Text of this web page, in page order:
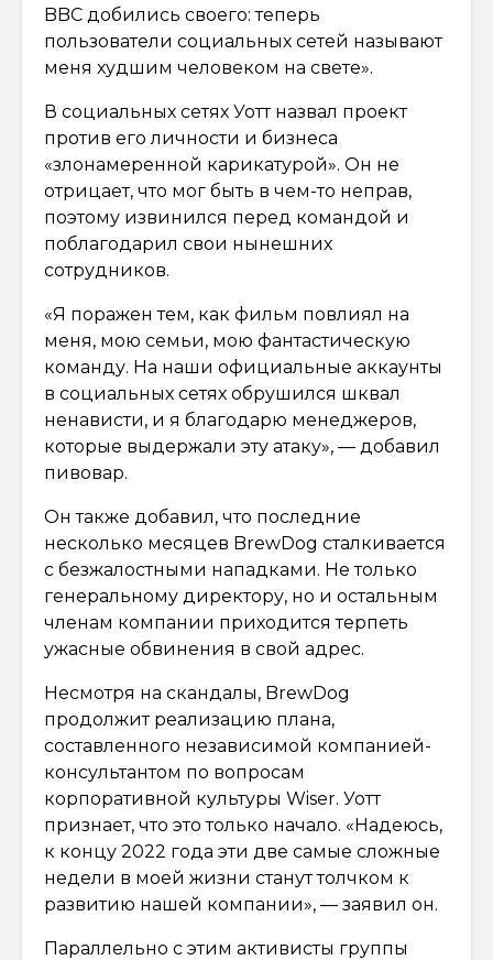
BBC добились своего: теперь
пользователи социальных сетей называют
меня худшим человеком на свете».
В социальных сетях Уотт назвал проект
против его личности и бизнеса
«злонамеренной карикатурой». Он не
отрицает, что мог быть в чем-то неправ,
поэтому извинился перед командой и
поблагодарил свои нынешних
сотрудников.
«Я поражен тем, как фильм повлиял на
меня, мою семьи, мою фантастическую
команду. На наши официальные аккаунты
в социальных сетях обрушился шквал
ненависти, и я благодарю менеджеров,
которые выдержали эту атаку», — добавил
пивовар.
Он также добавил, что последние
несколько месяцев BrewDog сталкивается
с безжалостными нападками. Не только
генеральному директору, но и остальным
членам компании приходится терпеть
ужасные обвинения в свой адрес.
Несмотря на скандалы, BrewDog
продолжит реализацию плана,
составленного независимой компанией-
консультантом по вопросам
корпоративной культуры Wiser. Уотт
признает, что это только начало. «Надеюсь,
к концу 2022 года эти две самые сложные
недели в моей жизни станут толчком к
развитию нашей компании», — заявил он.
Параллельно с этим активисты группы